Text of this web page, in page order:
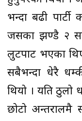
भन्दा बढी
जसका झण्डै २
लुटपाट भएका
सबैभन्दा धेरै
थियो । यति ठुलो
छोटो अन्तरालमै